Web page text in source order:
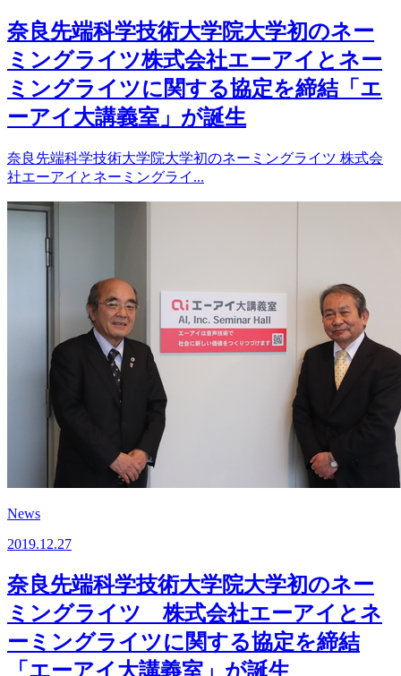
奈良先端科学技術大学院大学初のネー
ミングライツ株式会社エーアイとネー
ミングライツに関する協定を締結「エ
ーアイ大講義室」が誕生
奈良先端科学技術大学院大学初のネーミングライツ 株式会
社エーアイとネーミングライ...
News
2019.12.27
奈良先端科学技術大学院大学初のネー
ミングライツ 株式会社エーアイとネ
ーミングライツに関する協定を締結
「エーアイ大講義室」が誕生